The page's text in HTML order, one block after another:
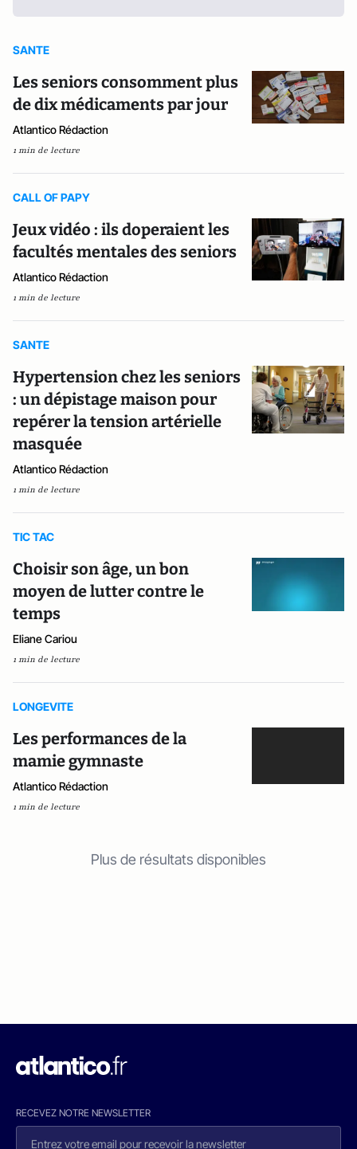
SANTE
Les seniors consomment plus
de dix médicaments par jour
Atlantico Rédaction
1 min de lecture
CALL OF PAPY
Jeux vidéo : ils doperaient les
facultés mentales des seniors
Atlantico Rédaction
1 min de lecture
SANTE
Hypertension chez les seniors
: un dépistage maison pour
repérer la tension artérielle
masquée
Atlantico Rédaction
1 min de lecture
TIC TAC
Choisir son âge, un bon
moyen de lutter contre le
temps
Eliane Cariou
1 min de lecture
LONGEVITE
Les performances de la
mamie gymnaste
Atlantico Rédaction
1 min de lecture
Plus de résultats disponibles
RECEVEZ NOTRE NEWSLETTER